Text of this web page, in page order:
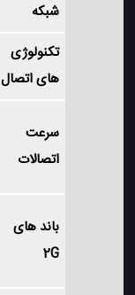
شبکه
تکنولوژی
های اتصال
سرعت
اتصالات
باند های
2G